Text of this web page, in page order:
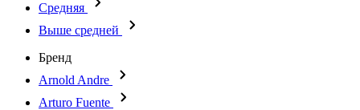
Средняя
Выше средней
Бренд
Arnold Andre
Arturo Fuente